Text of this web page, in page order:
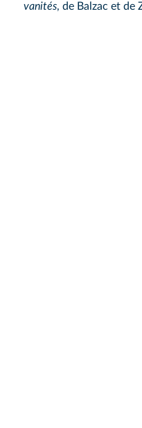
vanités, de Balzac et de